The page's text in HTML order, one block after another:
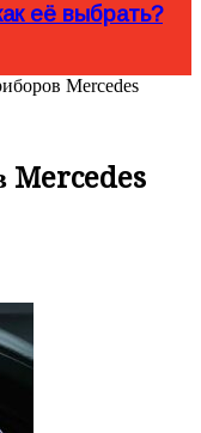
её выбрать?
Mercedes
Mercedes